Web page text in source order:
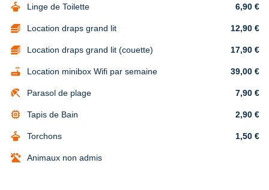
dry_cleaning Linge de Toilette 6,90 €
Location draps grand lit 12,90 €
Location draps grand lit (couette) 17,90 €
router Location minibox Wifi par semaine 39,00 €
beach_access Parasol de plage 7,90 €
memory Tapis de Bain 2,90 €
dry_cleaning Torchons 1,50 €
Animaux non admis